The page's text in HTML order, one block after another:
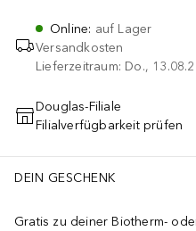
Online: auf Lager
Versandkosten
Lieferzeitraum: Do.,
IN DEN
Douglas-Filiale
Filialverfügbarkeit prüfen
DEIN GESCHENK
Gratis zu deiner Biotherm-